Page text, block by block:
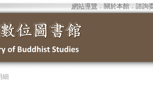
網站導覽 ． 關於本館． 諮詢
細